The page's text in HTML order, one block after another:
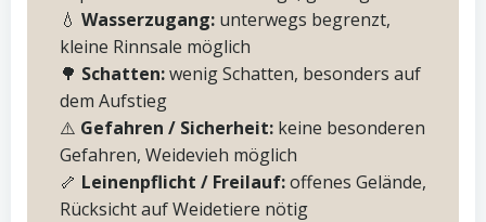
💧 Wasserzugang: unterwegs begrenzt,
kleine Rinnsale möglich
🌳 Schatten:wenig Schatten, besonders auf
dem Aufstieg
⚠️ Gefahren / Sicherheit: keine besonderen
Gefahren, Weidevieh möglich
🦴 Leinenpflicht / Freilauf:offenes Gelände,
Rücksicht auf Weidetiere nötig